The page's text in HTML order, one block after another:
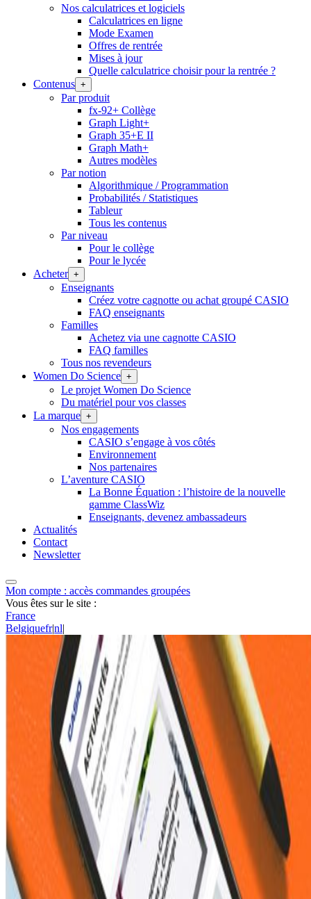
Nos calculatrices et logiciels
Calculatrices en ligne
Mode Examen
Offres de rentrée
Mises à jour
Quelle calculatrice choisir pour la rentrée ?
Contenus +
Par produit
fx-92+ Collège
Graph Light+
Graph 35+E II
Graph Math+
Autres modèles
Par notion
Algorithmique / Programmation
Probabilités / Statistiques
Tableur
Tous les contenus
Par niveau
Pour le collège
Pour le lycée
Acheter +
Enseignants
Créez votre cagnotte ou achat groupé CASIO
FAQ enseignants
Familles
Achetez via une cagnotte CASIO
FAQ familles
Tous nos revendeurs
Women Do Science +
Le projet Women Do Science
Du matériel pour vos classes
La marque +
Nos engagements
CASIO s’engage à vos côtés
Environnement
Nos partenaires
L’aventure CASIO
La Bonne Équation : l’histoire de la nouvelle
gamme ClassWiz
Enseignants, devenez ambassadeurs
Actualités
Contact
Newsletter
Mon compte : accès commandes groupées
Vous êtes sur le site :
France
Belgiquefr|nl|